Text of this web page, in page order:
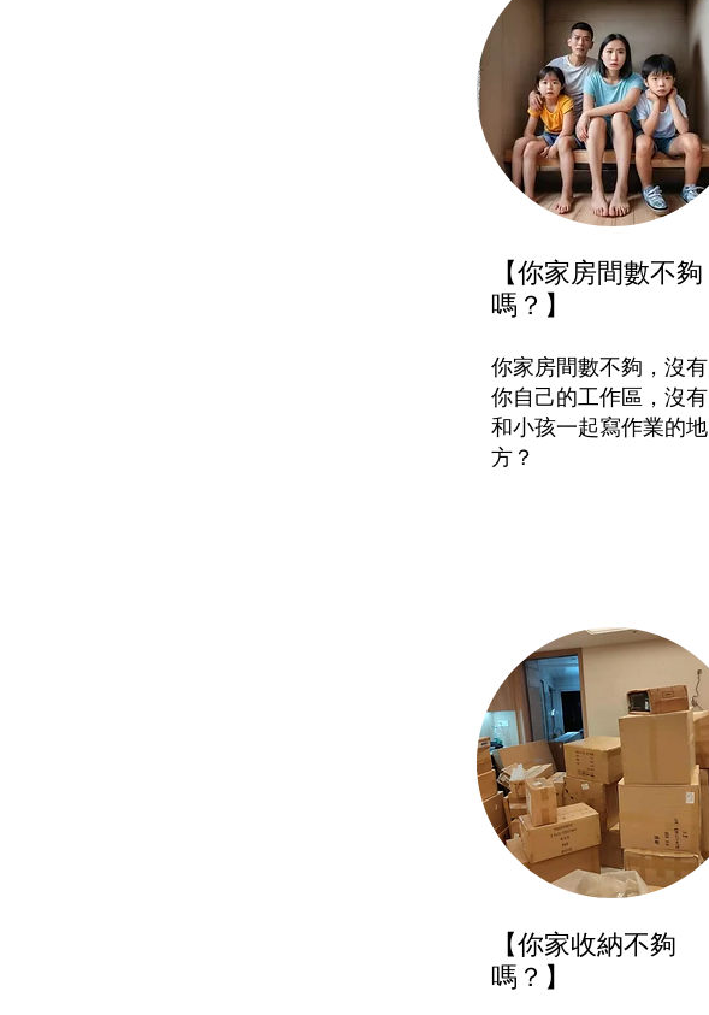
【你家房間數不夠
嗎？】
你家房間數不夠，沒有
你自己的工作區，沒有
和小孩一起寫作業的地
方？
【你家收納不夠
嗎？】